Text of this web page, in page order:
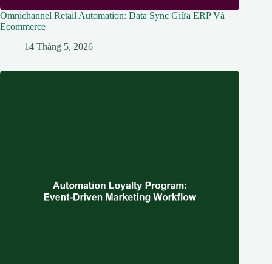
Omnichannel Retail Automation: Data Sync Giữa ERP Và
Ecommerce
14 Tháng 5, 2026